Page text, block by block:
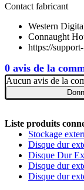
0 avis de la
Contact fabricant
Western
Connaught
https://
Aucun avis de la
Liste produits
Stockage
Disque dur
Disque Dur
Disque dur
Disque dur